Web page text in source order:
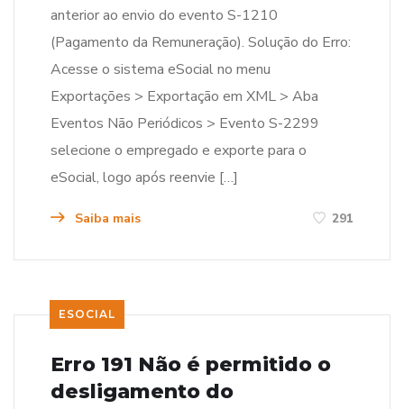
anterior ao envio do evento S-1210
(Pagamento da Remuneração). Solução do Erro:
Acesse o sistema eSocial no menu
Exportações > Exportação em XML > Aba
Eventos Não Periódicos > Evento S-2299
selecione o empregado e exporte para o
eSocial, logo após reenvie […]
Saiba mais 291
ESOCIAL
Erro 191 Não é permitido o
desligamento do